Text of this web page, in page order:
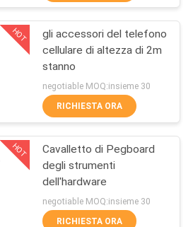
mostra di
28
Display
HOT
gli accessori del telefono
cellulare di altezza di 2m
stanno
negotiable MOQ:insieme 30
RICHIESTA ORA
HOT
Cavalletto di Pegboard
degli strumenti
dell'hardware
negotiable MOQ:insieme 30
RICHIESTA ORA